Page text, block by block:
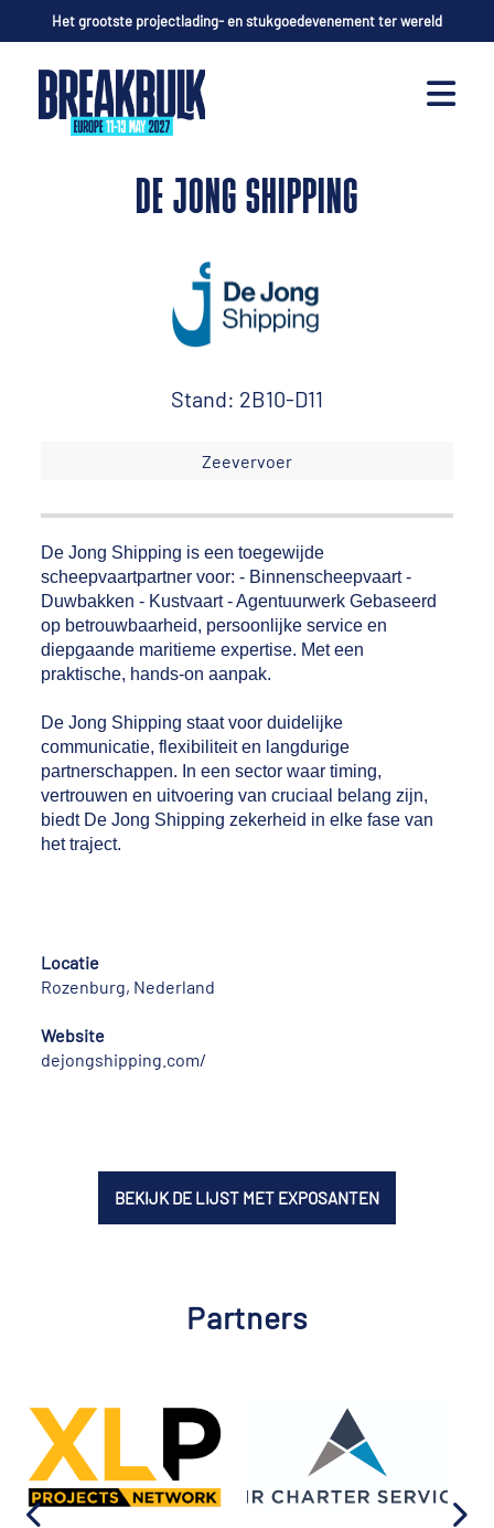
Het grootste projectlading- en stukgoedevenement ter wereld
DE JONG SHIPPING
Stand: 2B10-D11
Zeevervoer
De Jong Shipping is een toegewijde
scheepvaartpartner voor: - Binnenscheepvaart -
Duwbakken - Kustvaart - Agentuurwerk Gebaseerd
op betrouwbaarheid, persoonlijke service en
diepgaande maritieme expertise. Met een
praktische, hands-on aanpak.
De Jong Shipping staat voor duidelijke
communicatie, flexibiliteit en langdurige
partnerschappen. In een sector waar timing,
vertrouwen en uitvoering van cruciaal belang zijn,
biedt De Jong Shipping zekerheid in elke fase van
het traject.
Locatie
Rozenburg, Nederland
Website
dejongshipping.com/
BEKIJK DE LIJST MET EXPOSANTEN
Partners